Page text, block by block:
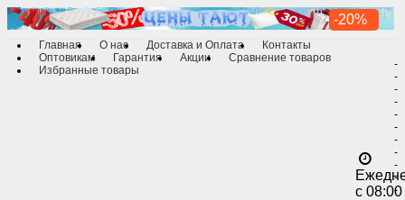
Главная О нас Доставка и Оплата
Контакты
Оптовикам
Гарантия Акции
Сравнение товаров
Избранные товары
с
-
-
-
-
-
-
-
-
-
-
-
-20%